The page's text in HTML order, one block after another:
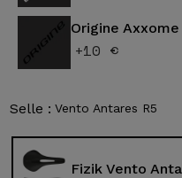
Origine
+10 €
Selle : Vento Antares R5
Fizik Vento